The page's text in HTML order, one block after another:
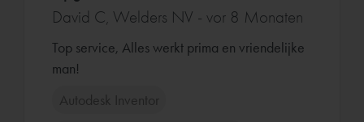
David C, Welders NV - vor 8 Monaten
Top service, Alles werkt prima en vriendelijke
man!
Autodesk Inventor